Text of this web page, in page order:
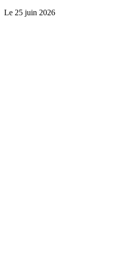
Le 25 juin 2026